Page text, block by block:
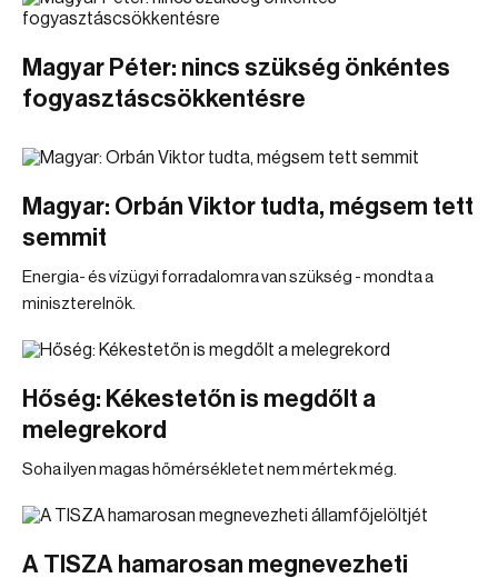
Magyar Péter: nincs szükség önkéntes
fogyasztáscsökkentésre
Magyar: Orbán Viktor tudta, mégsem tett
semmit
Energia- és vízügyi forradalomra van szükség - mondta a
miniszterelnök.
Hőség: Kékestetőn is megdőlt a
melegrekord
Soha ilyen magas hőmérsékletet nem mértek még.
A TISZA hamarosan megnevezheti